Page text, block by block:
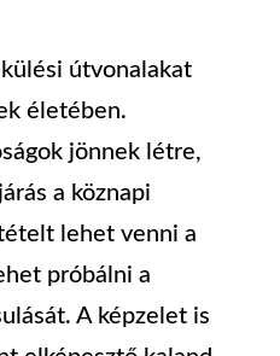
útvonalakat
életében.
jönnek létre,
a köznapi
lehet venni a
próbálni a
A képzelet is